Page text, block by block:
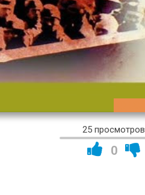
25 просмотров
0